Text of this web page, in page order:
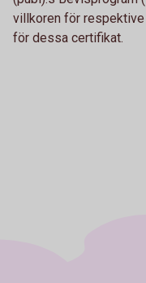
villkoren för
för dessa certifikat.